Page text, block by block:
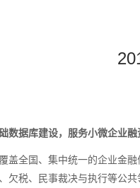
数据库建设，服务小微企业融
盖全国、集中统一的企业金
欠税、民事裁决与执行等公